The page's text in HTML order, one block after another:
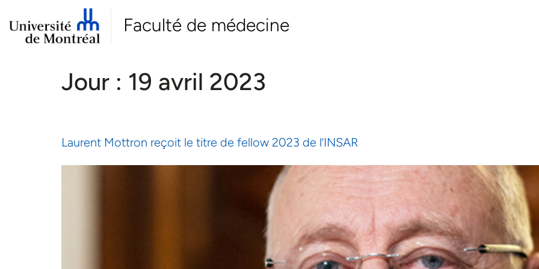
Faculté de médecine
Jour : 19 avril 2023
Laurent Mottron reçoit le titre de fellow 2023 de l’INSAR